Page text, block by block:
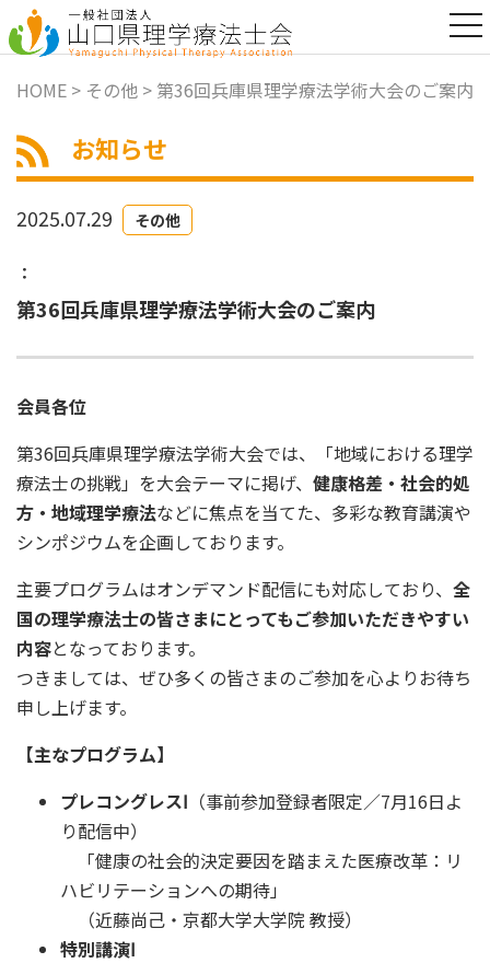
HOME > その他 > 第36回兵庫県理学療法学術大会のご案内
お知らせ
2025.07.29 その他
：
第36回兵庫県理学療法学術大会のご案内
会員各位
第36回兵庫県理学療法学術大会では、「地域における理学
療法士の挑戦」を大会テーマに掲げ、 健康格差・社会的処
方・地域理学療法などに焦点を当てた、多彩な教育講演や
シンポジウムを企画しております。
主要プログラムはオンデマンド配信にも対応しており、 全
国の理学療法士の皆さまにとってもご参加いただきやすい
内容となっております。
つきましては、ぜひ多くの皆さまのご参加を心よりお待ち
申し上げます。
【主なプログラム】
プレコングレスⅠ （事前参加登録者限定／7月16日よ
り配信中）
「健康の社会的決定要因を踏まえた医療改革：リ
ハビリテーションへの期待」
（近藤尚己・京都大学大学院 教授）
特別講演Ⅰ
t
o
g
g
l
v